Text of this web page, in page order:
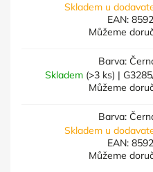
Skladem u
EAN:
Můžeme
Barva:
Skladem (>3 ks) |
Můžeme
Barva:
Skladem u
EAN:
Můžeme